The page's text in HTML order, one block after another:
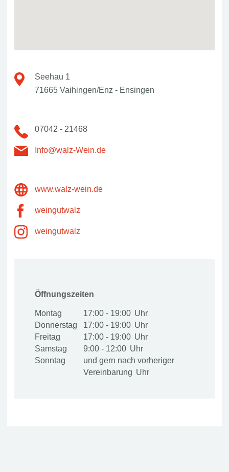
Seehau 1
71665 Vaihingen/Enz - Ensingen
07042 - 21468
Info@walz-Wein.de
www.walz-wein.de
weingutwalz
weingutwalz
Öffnungszeiten
Montag
17:00 - 19:00
Donnerstag
17:00 - 19:00
Freitag
17:00 - 19:00
Samstag
9:00 - 12:00
Sonntag
und gern nach vorheriger
Vereinbarung